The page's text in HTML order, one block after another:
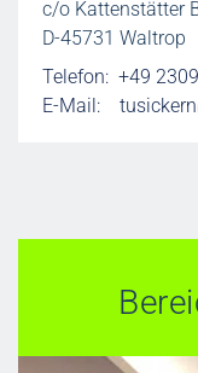
c/o Kattenstätter
D-45731 Waltrop
Telefon: +49
E-Mail: